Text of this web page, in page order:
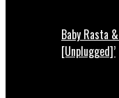
Baby Rasta
[Unplugged]’